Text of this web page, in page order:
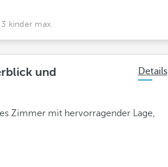
kinder max.
und
Details
Zimmer mit hervorragender Lage,